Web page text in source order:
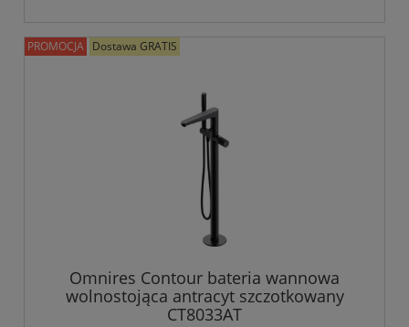
Omnires Contour bateria wannowa
wolnostojąca antracyt szczotkowany
CT8033AT
PROMOCJA Dostawa GRATIS